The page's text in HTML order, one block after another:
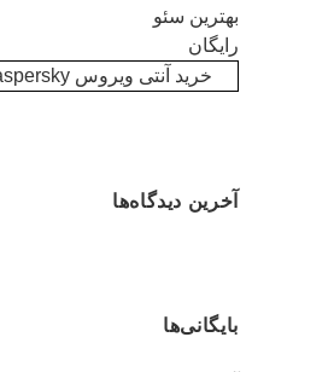
بهترین سئو
رایگان
خرید آنتی ویروس Kaspersky
آخرین دیدگاه‌ها
بایگانی‌ها